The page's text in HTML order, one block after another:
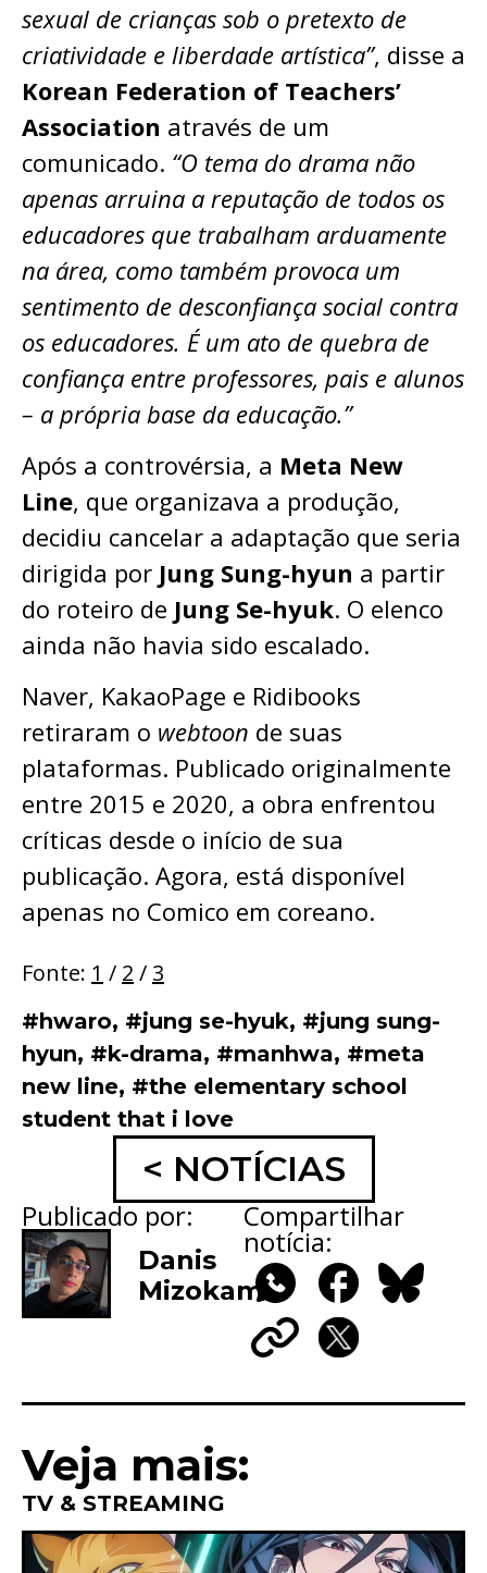
sexual de crianças sob o pretexto de
criatividade e liberdade artística”, disse a
Korean Federation of Teachers’
Association através de um
comunicado. “O tema do drama não
apenas arruina a reputação de todos os
educadores que trabalham arduamente
na área, como também provoca um
sentimento de desconfiança social contra
os educadores. É um ato de quebra de
confiança entre professores, pais e alunos
– a própria base da educação.”
Após a controvérsia, a Meta New
Line, que organizava a produção,
decidiu cancelar a adaptação que seria
dirigida por Jung Sung-hyun a partir
do roteiro de Jung Se-hyuk. O elenco
ainda não havia sido escalado.
Naver, KakaoPage e Ridibooks
retiraram o webtoon de suas
plataformas. Publicado originalmente
entre 2015 e 2020, a obra enfrentou
críticas desde o início de sua
publicação. Agora, está disponível
apenas no Comico em coreano.
Fonte: 1 / 2 / 3
#hwaro, #jung se-hyuk, #jung sung-
hyun, #k-drama, #manhwa, #meta
new line, #the elementary school
student that i love
< NOTÍCIAS
Publicado por:
Danis
Mizokami
Compartilhar
notícia:
WhatsAppFacebook
Veja mais:
TV & STREAMING